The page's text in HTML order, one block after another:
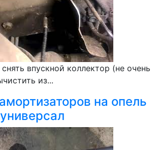
впускной коллектор (не очень
из...
на опель